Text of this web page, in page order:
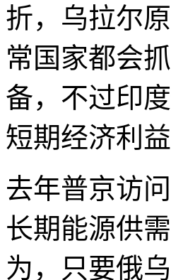
折，乌拉尔
常国家都会
备，不过印
短期经济利
去年普京访
长期能源供
为，只要俄